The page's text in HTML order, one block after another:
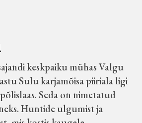
keskpaiku mühas Valgu
Sulu karjamõisa piiriala ligi
Seda on nimetatud
Huntide ulgumist ja